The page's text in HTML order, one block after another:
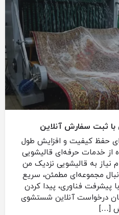
ثبت سفارش آنلاین
حفظ کیفیت و افزایش طول
از خدمات حرفه‌ای قالیشویی
نیاز به قالیشویی نزدیک من
مجموعه‌ای مطمئن، سریع
پیشرفت فناوری، پیدا کردن
درخواست آنلاین شستشوی
[…]